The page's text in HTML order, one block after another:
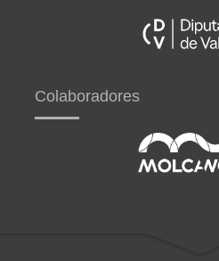
Colaboradores